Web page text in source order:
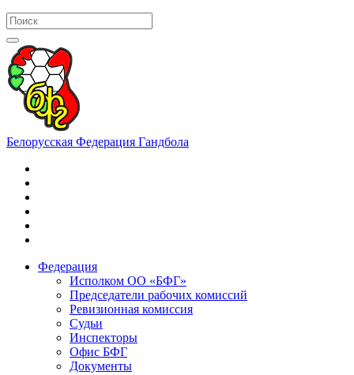
Белорусская Федерация Гандбола
Федерация
Исполком ОО «БФГ»
Председатели рабочих комиссий
Ревизионная комиссия
Судьи
Инспекторы
Офис БФГ
Документы